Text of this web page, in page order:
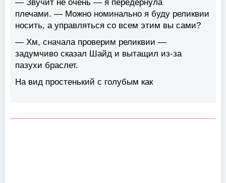
— Звучит не очень — я передернула
плечами. — Можно номинально я буду реликвии
носить, а управляться со всем этим вы сами?
— Хм, сначала проверим реликвии —
задумчиво сказал Шайд и вытащил из-за
пазухи браслет.
На вид простенький с голубым как